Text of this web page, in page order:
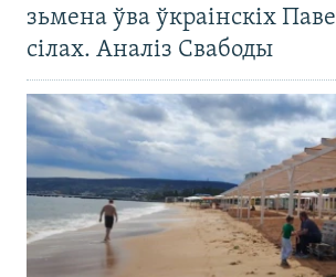
зьмена ўва ўкраінскіх
сілах. Аналіз Свабоды